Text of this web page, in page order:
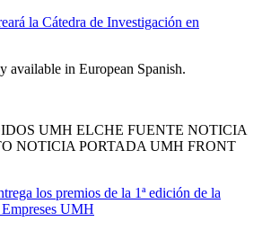
la Cátedra de Investigación en
available in European Spanish.
UMH ELCHE FUENTE NOTICIA
NOTICIA PORTADA UMH FRONT
los premios de la 1ª edición de la
UMH